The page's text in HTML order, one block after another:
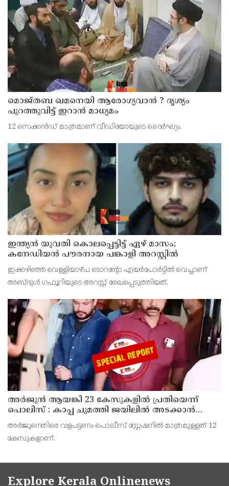
മൊജ്തബ ഖമനെയി ആരോഗ്യവാന്‍ ? ദൃശ്യം
പുറത്തുവിട്ട് ഇറാന്‍ മാധ്യമം
12 സെക്കന്‍ഡ് മാത്രമാണ് വീഡിയോയുടെ ദൈര്‍ഘ്യം.
ഇന്ത്യന്‍ യുവതി കൊലപ്പെട്ടിട്ട് ഏഴ് മാസം;
കനേഡിയന്‍ പൗരനായ പങ്കാളി അറസ്റ്റില്‍
ഇക്കഴിഞ്ഞ വെള്ളിയാഴ്ച ടൊറന്റോ എയര്‍പോര്‍ട്ടില്‍ വെച്ചാണ്
അബ്ദുള്‍ ഗഫൂറിയുടെ അറസ്റ്റ് രേഖപ്പെടുത്തിയത്.
അര്‍ജുന്‍ ആയങ്കി 23 കേസുകളില്‍ പ്രതിയെന്ന്
പൊലിസ് : കാപ്പ ചുമത്തി ജയിലില്‍ അടക്കാന്‍
നീക്കം
അര്‍ജുനെതിരെ വളപട്ടണം പൊലീസ് സ്റ്റേഷനില്‍ മാത്രമുള്ളത് 12
കേസുകളാണ്.
Explore Kerala Onlinenews